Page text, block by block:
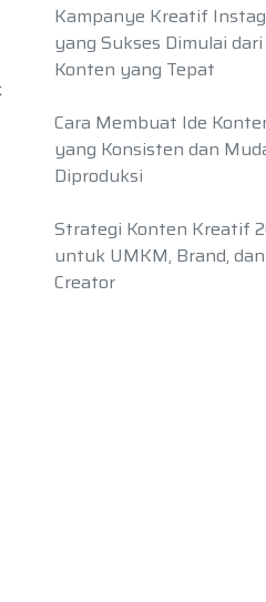
Kampanye Kreatif
yang Sukses Dimulai
Konten yang Tepat
Cara Membuat Ide
yang Konsisten dan
Diproduksi
Strategi Konten Kreatif
untuk UMKM, Brand,
Creator